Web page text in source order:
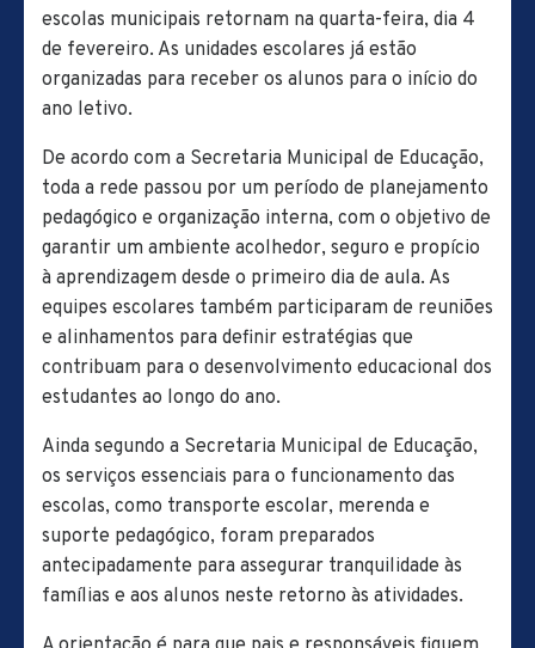
escolas municipais retornam na quarta-feira, dia 4
de fevereiro. As unidades escolares já estão
organizadas para receber os alunos para o início do
ano letivo.
De acordo com a Secretaria Municipal de Educação,
toda a rede passou por um período de planejamento
pedagógico e organização interna, com o objetivo de
garantir um ambiente acolhedor, seguro e propício
à aprendizagem desde o primeiro dia de aula. As
equipes escolares também participaram de reuniões
e alinhamentos para definir estratégias que
contribuam para o desenvolvimento educacional dos
estudantes ao longo do ano.
Ainda segundo a Secretaria Municipal de Educação,
os serviços essenciais para o funcionamento das
escolas, como transporte escolar, merenda e
suporte pedagógico, foram preparados
antecipadamente para assegurar tranquilidade às
famílias e aos alunos neste retorno às atividades.